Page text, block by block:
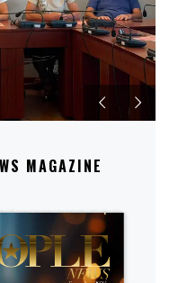
MAGAZINE